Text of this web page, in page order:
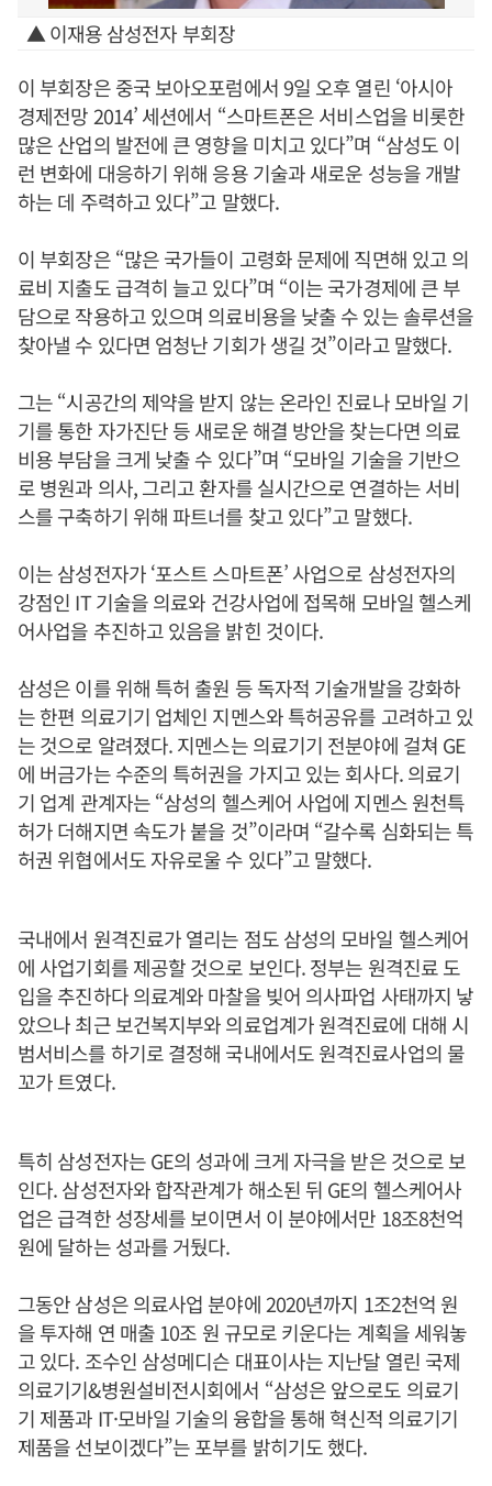
▲ 이재용 삼성전자 부회장
이 부회장은 중국 보아오포럼에서 9일 오후 열린 ‘아시아
경제전망 2014’ 세션에서 “스마트폰은 서비스업을 비롯한
많은 산업의 발전에 큰 영향을 미치고 있다”며 “삼성도 이
런 변화에 대응하기 위해 응용 기술과 새로운 성능을 개발
하는 데 주력하고 있다”고 말했다.
이 부회장은 “많은 국가들이 고령화 문제에 직면해 있고 의
료비 지출도 급격히 늘고 있다”며 “이는 국가경제에 큰 부
담으로 작용하고 있으며 의료비용을 낮출 수 있는 솔루션을
찾아낼 수 있다면 엄청난 기회가 생길 것”이라고 말했다.
그는 “시공간의 제약을 받지 않는 온라인 진료나 모바일 기
기를 통한 자가진단 등 새로운 해결 방안을 찾는다면 의료
비용 부담을 크게 낮출 수 있다”며 “모바일 기술을 기반으
로 병원과 의사, 그리고 환자를 실시간으로 연결하는 서비
스를 구축하기 위해 파트너를 찾고 있다”고 말했다.
이는 삼성전자가 ‘포스트 스마트폰’ 사업으로 삼성전자의
강점인 IT 기술을 의료와 건강사업에 접목해 모바일 헬스케
어사업을 추진하고 있음을 밝힌 것이다.
삼성은 이를 위해 특허 출원 등 독자적 기술개발을 강화하
는 한편 의료기기 업체인 지멘스와 특허공유를 고려하고 있
는 것으로 알려졌다. 지멘스는 의료기기 전분야에 걸쳐 GE
에 버금가는 수준의 특허권을 가지고 있는 회사다. 의료기
기 업계 관계자는 “삼성의 헬스케어 사업에 지멘스 원천특
허가 더해지면 속도가 붙을 것”이라며 “갈수록 심화되는 특
허권 위협에서도 자유로울 수 있다”고 말했다.
국내에서 원격진료가 열리는 점도 삼성의 모바일 헬스케어
에 사업기회를 제공할 것으로 보인다. 정부는 원격진료 도
입을 추진하다 의료계와 마찰을 빚어 의사파업 사태까지 낳
았으나 최근 보건복지부와 의료업계가 원격진료에 대해 시
범서비스를 하기로 결정해 국내에서도 원격진료사업의 물
꼬가 트였다.
특히 삼성전자는 GE의 성과에 크게 자극을 받은 것으로 보
인다. 삼성전자와 합작관계가 해소된 뒤 GE의 헬스케어사
업은 급격한 성장세를 보이면서 이 분야에서만 18조8천억
원에 달하는 성과를 거뒀다.
그동안 삼성은 의료사업 분야에 2020년까지 1조2천억 원
을 투자해 연 매출 10조 원 규모로 키운다는 계획을 세워놓
고 있다. 조수인 삼성메디슨 대표이사는 지난달 열린 국제
의료기기&병원설비전시회에서 “삼성은 앞으로도 의료기
기 제품과 IT·모바일 기술의 융합을 통해 혁신적 의료기기
제품을 선보이겠다”는 포부를 밝히기도 했다.